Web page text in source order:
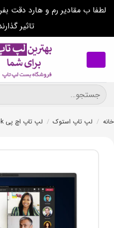
لطفا ب مقادیر رم و هارد دقت
تاثیر
content
جستجو
برای:
خانه / لپ تاپ استوک / لپ تاپ اچ پی HP